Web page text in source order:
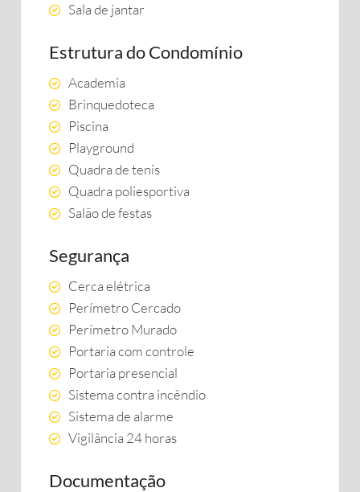
Sala de jantar
Estrutura do Condomínio
Academia
Brinquedoteca
Piscina
Playground
Quadra de tenis
Quadra poliesportiva
Salão de festas
Segurança
Cerca elétrica
Perímetro Cercado
Perímetro Murado
Portaria com controle
Portaria presencial
Sistema contra incêndio
Sistema de alarme
Vigilância 24 horas
Documentação